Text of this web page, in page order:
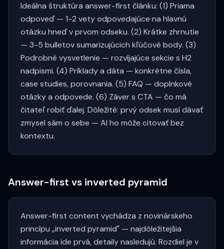
Ideálna štruktúra answer-first článku: (1) Priama
odpoveď — 1-2 vety odpovedajúce na hlavnú
otázku hneď v prvom odseku. (2) Krátke zhrnutie
— 3-5 bulletov sumarizujúcich kľúčové body. (3)
Podrobné vysvetlenie — rozvíjajúce sekcie s H2
nadpismi. (4) Príklady a dáta — konkrétne čísla,
case studies, porovnania. (5) FAQ — doplnkové
otázky a odpovede. (6) Záver s CTA — čo má
čitateľ robiť ďalej. Dôležité: prvý odsek musí dávať
zmysel sám o sebe — AI ho môže citovať bez
kontextu.
Answer-first vs inverted pyramid
Answer-first content vychádza z novinárskeho
princípu „inverted pyramid" — najdôležitejšia
informácia ide prvá, detaily nasledujú. Rozdiel je v